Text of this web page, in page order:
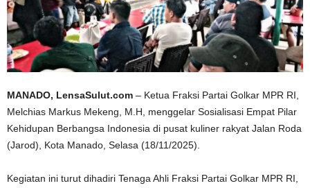
MANADO, LensaSulut.com – Ketua Fraksi Partai Golkar MPR RI,
Melchias Markus Mekeng, M.H, menggelar Sosialisasi Empat Pilar
Kehidupan Berbangsa Indonesia di pusat kuliner rakyat Jalan Roda
(Jarod), Kota Manado, Selasa (18/11/2025).
Kegiatan ini turut dihadiri Tenaga Ahli Fraksi Partai Golkar MPR RI,